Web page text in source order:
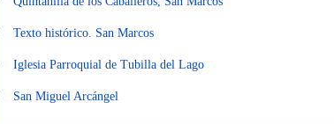
Texto histórico. San Marcos
Iglesia Parroquial de Tubilla del Lago
San Miguel Arcángel